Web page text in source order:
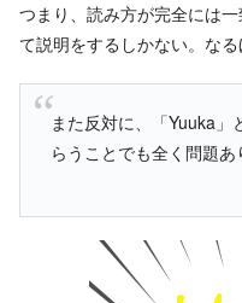
つまり、読み方が完全には
て説明をするしかない。な
また反対に、「Yuuka」
らうことでも全く問題あ